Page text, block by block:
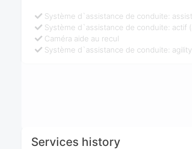
Système d`assistance de conduite:
Système d`assistance de conduite: actif
Caméra aide au recul
Système d`assistance de conduite:
Services history